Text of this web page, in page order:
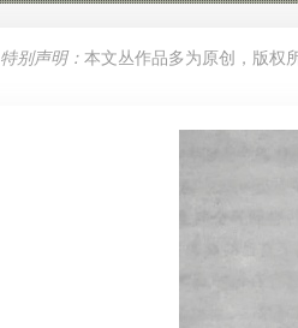
特别声明： 本文丛作品多为原创，版权